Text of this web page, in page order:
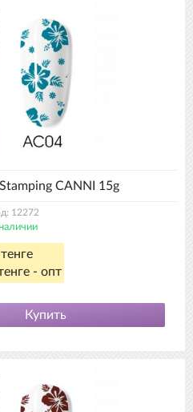
CANNI 15g
12272
- опт
Купить